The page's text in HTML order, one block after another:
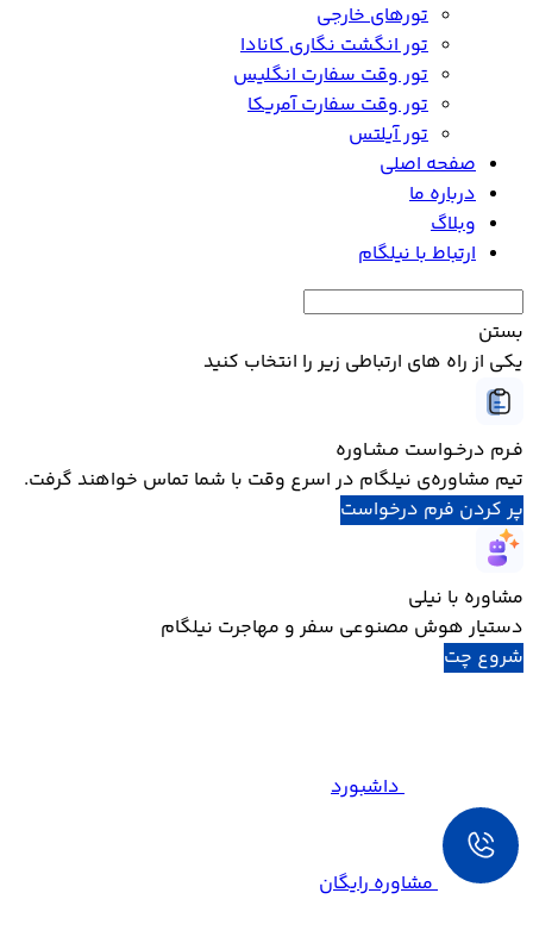
تورهای خارجی
تور انگشت نگاری کانادا
تور وقت سفارت انگلیس
تور وقت سفارت آمریکا
تور آیلتس
صفحه اصلی
درباره ما
وبلاگ
ارتباط با نیلگام
بستن
یکی از راه های ارتباطی زیر را انتخاب کنید
فـرم درخـواست مـشـاوره
تیم مشاوره‌ی نیلگام در اسرع وقت با شما تماس خواهند گرفت.
پر کردن فرم درخواست
مشاوره با نیلی
دستیار هوش مصنوعی سفر و مهاجرت نیلگام
شروع چت
داشبورد
مشاوره رایگان